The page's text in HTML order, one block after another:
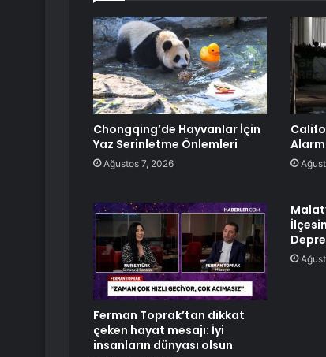
Chongqing’de Hayvanlar İçin
Yaz Serinletme Önlemleri
Ağustos 7, 2026
Ferman Toprak’tan dikkat
çeken hayat mesajı: İyi
insanların dünyası olsun